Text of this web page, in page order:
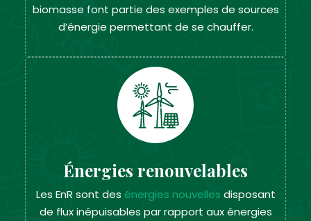
biomasse font partie des exemples de sources
d’énergie permettant de se chauffer.
Énergies renouvelables
Les EnR sont des énergies nouvelles disposant
de flux inépuisables par rapport aux énergies